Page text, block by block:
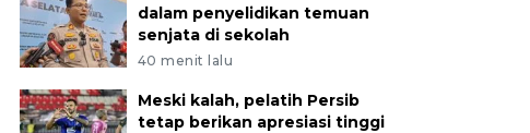
dalam penyelidikan temuan
senjata di sekolah
40 menit lalu
Meski kalah, pelatih Persib
tetap berikan apresiasi tinggi